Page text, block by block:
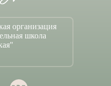
организация
школа